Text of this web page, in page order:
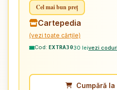
Cel mai bun preț
Cartepedia
(vezi toate cărțile)
Cod: EXTRA3030 leivezi coduri
Cumpără